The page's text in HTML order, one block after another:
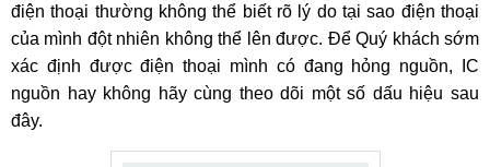
điện thoại thường không thể biết rõ lý do tại sao điện thoại
của mình đột nhiên không thể lên được. Để Quý khách sớm
xác định được điện thoại mình có đang hỏng nguồn, IC
nguồn hay không hãy cùng theo dõi một số dấu hiệu sau
đây.